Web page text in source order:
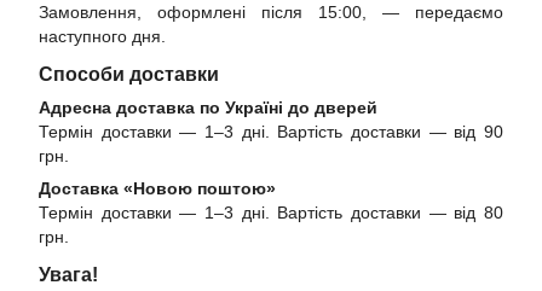
Замовлення, оформлені після 15:00, — передаємо
наступного дня.
Способи доставки
Адресна доставка по Україні до дверей
Термін доставки — 1–3 дні. Вартість доставки — від 90
грн.
Доставка «Новою поштою»
Термін доставки — 1–3 дні. Вартість доставки — від 80
грн.
Увага!